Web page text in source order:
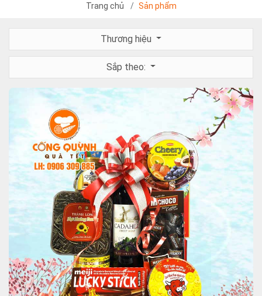
Trang chủ Sản phẩm
Thương hiệu
Sắp theo: